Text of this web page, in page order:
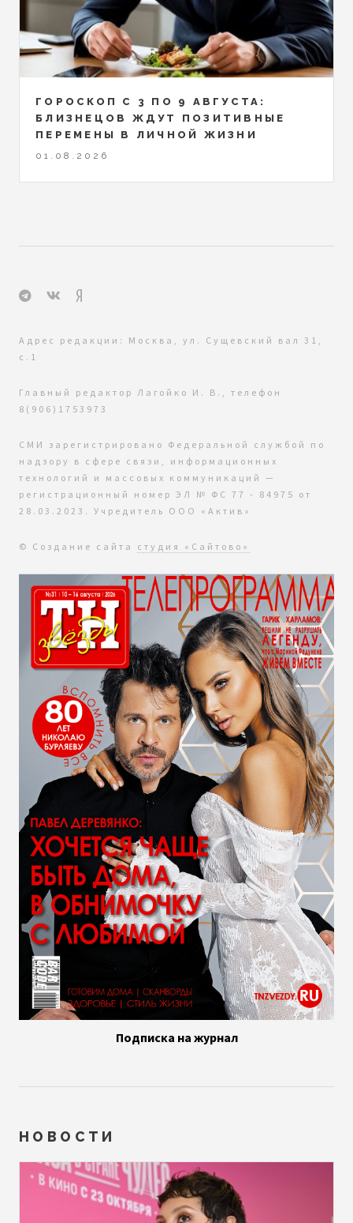
ГОРОСКОП С 3 ПО 9 АВГУСТА:
БЛИЗНЕЦОВ ЖДУТ ПОЗИТИВНЫЕ
ПЕРЕМЕНЫ В ЛИЧНОЙ ЖИЗНИ
01.08.2026
Адрес редакции: Москва, ул. Сущевский вал 31,
с.1
Главный редактор Лагойко И. В., телефон
8(906)1753973
СМИ зарегистрировано Федеральной службой по
надзору в сфере связи, информационных
технологий и массовых коммуникаций —
регистрационный номер ЭЛ № ФС 77 - 84975 от
28.03.2023. Учредитель ООО «Актив»
© Создание сайта студия «Сайтово»
Подписка на журнал
НОВОСТИ